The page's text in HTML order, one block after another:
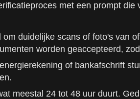
met een prompt
duidelijke scans of foto's van
worden geaccepteerd,
of bankafschrift
meestal 24 tot 48 uur duurt.